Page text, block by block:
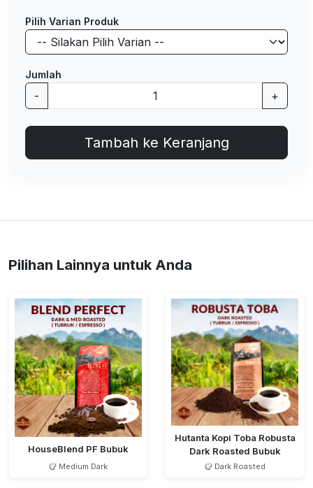
Pilih Varian Produk
Jumlah
- +
Tambah ke Keranjang
Pilihan Lainnya untuk Anda
HouseBlend PF Bubuk
Medium Dark
Hutanta Kopi Toba Robusta
Dark Roasted Bubuk
Dark Roasted